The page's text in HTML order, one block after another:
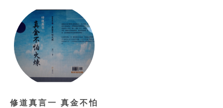
修道真言一 真金不怕